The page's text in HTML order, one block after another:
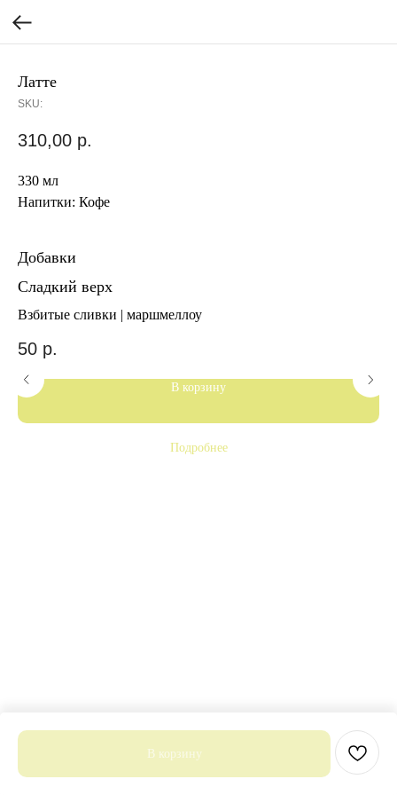
Латте
SKU:
310,00 р.
В корзину
330 мл
Напитки: Кофе
Добавки
Сладкий верх
Взбитые сливки | маршмеллоу
50 р.
В корзину
Подробнее